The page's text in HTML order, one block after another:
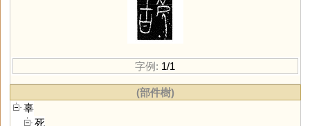
字例: 1/1
(部件樹)
辜
死